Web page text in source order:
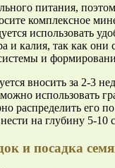
питания,
комплексное
использовать
и калия, так как они
и
вносить за 2-3
использовать
распределить его
на глубину 5-10
и посадка